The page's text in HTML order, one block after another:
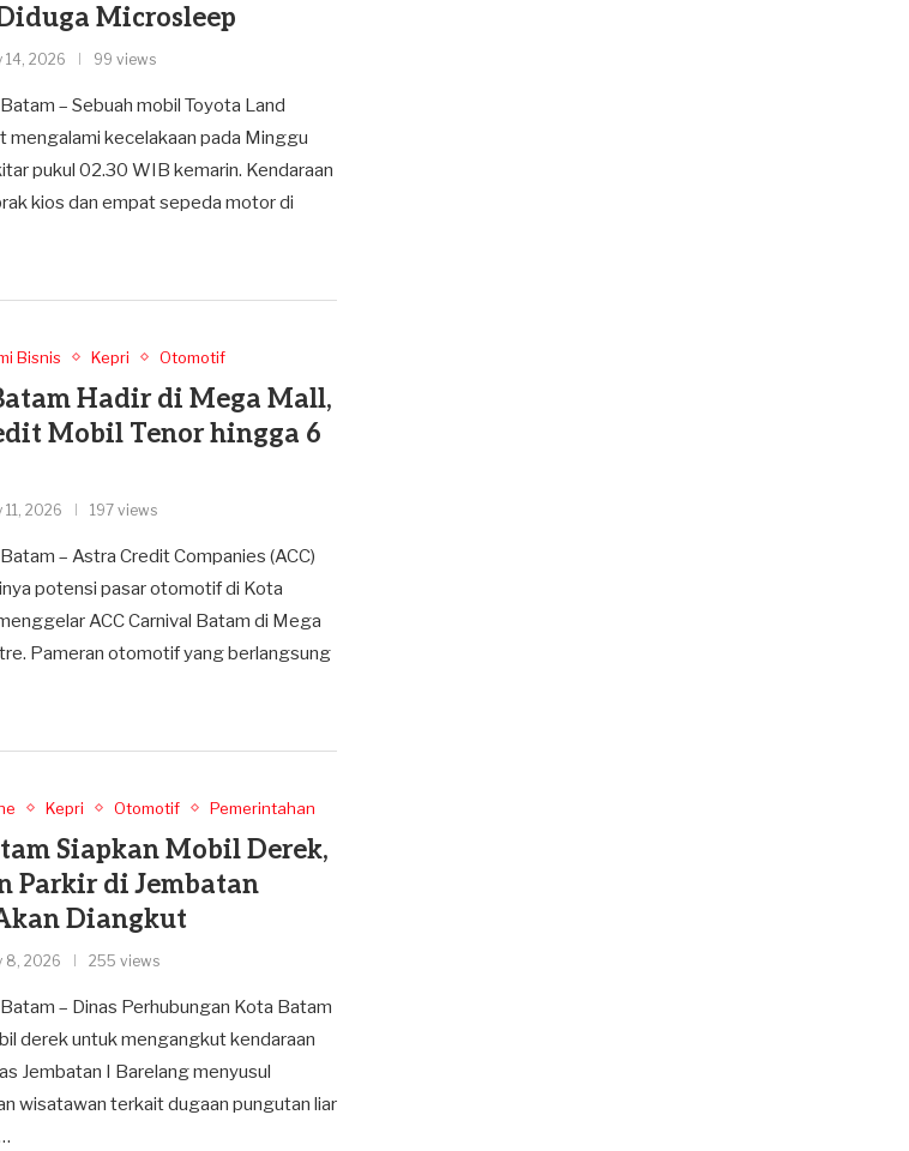
Microsleep
14, 2026 99 views
– Sebuah mobil Toyota Land
mengalami kecelakaan pada Minggu
pukul 02.30 WIB kemarin. Kendaraan
kios dan empat sepeda motor di
Bisnis Kepri Otomotif
Hadir di Mega Mall,
Mobil Tenor hingga 6
11, 2026 197 views
– Astra Credit Companies (ACC)
potensi pasar otomotif di Kota
ACC Carnival Batam di Mega
Pameran otomotif yang berlangsung
Kepri Otomotif Pemerintahan
Siapkan Mobil Derek,
Parkir di Jembatan
Diangkut
8, 2026 255 views
– Dinas Perhubungan Kota Batam
derek untuk mengangkut kendaraan
Jembatan I Barelang menyusul
wisatawan terkait dugaan pungutan liar